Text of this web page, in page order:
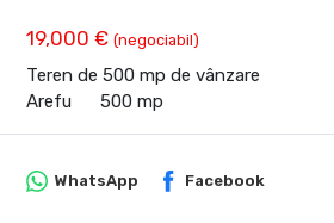
19,000 € (negociabil)
Teren de 500 mp de vânzare
Arefu
500 mp
WhatsApp Facebook